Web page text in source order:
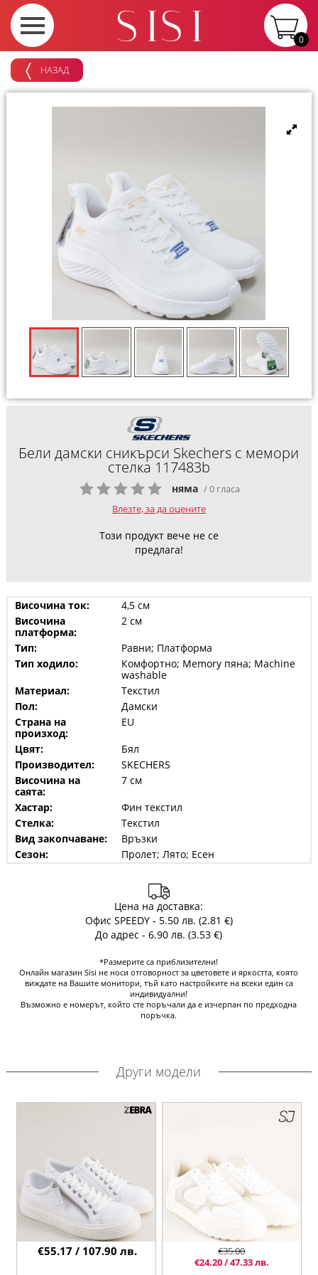
0
НАЗАД
Бели дамски сникърси Skechers с мемори
стелка 117483b
няма / 0 гласа
Влезте, за да оцените
Този продукт вече не се
предлага!
Височина ток:
4,5 см
Височина
платформа:
2 см
Тип:
Равни; Платформа
Тип ходило:
Комфортно; Memory пяна; Machine
washable
Материал:
Текстил
Пол:
Дамски
Страна на
произход:
EU
Цвят:
Бял
Производител:
SKECHERS
Височина на
саята:
7 см
Хастар:
Фин текстил
Стелка:
Текстил
Вид закопчаване:
Връзки
Сезон:
Пролет; Лято; Есен
Цена на доставка:
Офис SPEEDY - 5.50 лв. (2.81 €)
До адрес - 6.90 лв. (3.53 €)
*Размерите са приблизителни!
Онлайн магазин Sisi не носи отговорност за цветовете и яркостта, която
виждате на Вашите монитори, тъй като настройките на всеки един са
индивидуални!
Възможно е номерът, който сте поръчали да е изчерпан по предходна
поръчка.
Други модели
€55.17 / 107.90 лв.
€35.00
€24.20 / 47.33 лв.